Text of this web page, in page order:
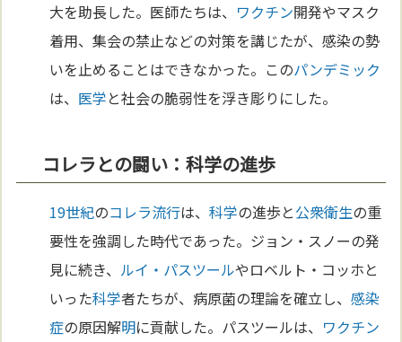
大を助長した。医師たちは、 ワクチン開発やマスク
着用、集会の禁止などの対策を講じたが、感染の勢
いを止めることはできなかった。このパンデミック
は、 医学と社会の脆弱性を浮き彫りにした。
コレラとの闘い：科学の進歩
19世紀のコレラ流行は、科学の進歩と公衆衛生の重
要性を強調した時代であった。ジョン・スノーの発
見に続き、 ルイ・パスツールやロベルト・コッホと
いった科学者たちが、病原菌の理論を確立し、感染
症の原因解明に貢献した。パスツールは、 ワクチン